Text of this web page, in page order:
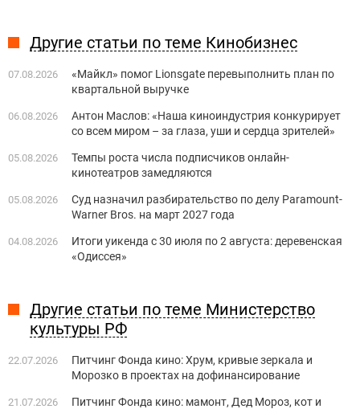
Другие статьи по теме Кинобизнес
07.08.2026
«Майкл» помог Lionsgate перевыполнить план по
квартальной выручке
06.08.2026
Антон Маслов: «Наша киноиндустрия конкурирует
со всем миром – за глаза, уши и сердца зрителей»
05.08.2026
Темпы роста числа подписчиков онлайн-
кинотеатров замедляются
05.08.2026
Суд назначил разбирательство по делу Paramount-
Warner Bros. на март 2027 года
04.08.2026
Итоги уикенда с 30 июля по 2 августа: деревенская
«Одиссея»
Другие статьи по теме Министерство
культуры РФ
22.07.2026
Питчинг Фонда кино: Хрум, кривые зеркала и
Морозко в проектах на дофинансирование
21.07.2026
Питчинг Фонда кино: мамонт, Дед Мороз, кот и